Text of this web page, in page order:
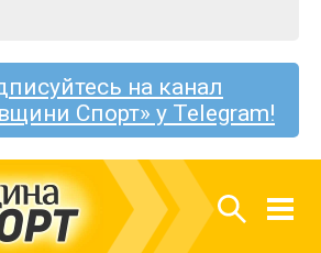
на канал
Спорт» у Telegram!